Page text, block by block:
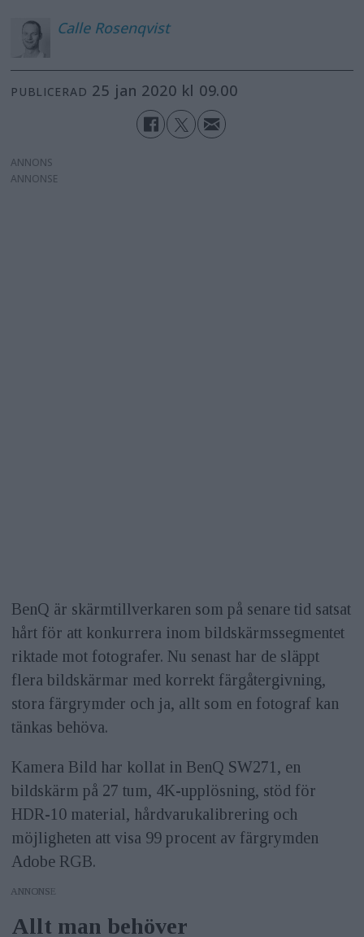
Calle Rosenqvist
PUBLICERAD 25 jan 2020 kl 09.00
ANNONS
BenQ är skärmtillverkaren som på senare tid satsat
hårt för att konkurrera inom bildskärmssegmentet
riktade mot fotografer. Nu senast har de släppt
flera bildskärmar med korrekt färgåtergivning,
stora färgrymder och ja, allt som en fotograf kan
tänkas behöva.
Kamera Bild har kollat in BenQ SW271, en
bildskärm på 27 tum, 4K-upplösning, stöd för
HDR-10 material, hårdvarukalibrering och
möjligheten att visa 99 procent av färgrymden
Adobe RGB.
ANNONS
Allt man behöver